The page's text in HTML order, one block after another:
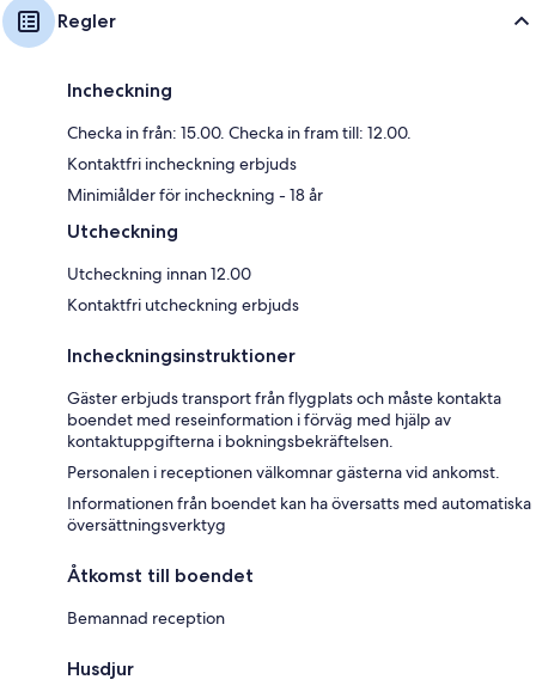
Regler
Incheckning
Checka in från: 15.00. Checka in fram till: 12.00.
Kontaktfri incheckning erbjuds
Minimiålder för incheckning - 18 år
Utcheckning
Utcheckning innan 12.00
Kontaktfri utcheckning erbjuds
Incheckningsinstruktioner
Gäster erbjuds transport från flygplats och måste kontakta
boendet med reseinformation i förväg med hjälp av
kontaktuppgifterna i bokningsbekräftelsen.
Personalen i receptionen välkomnar gästerna vid ankomst.
Informationen från boendet kan ha översatts med automatiska
översättningsverktyg
Åtkomst till boendet
Bemannad reception
Husdjur